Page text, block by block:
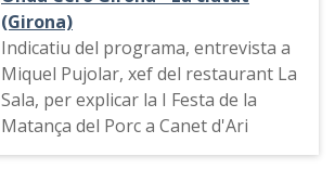
(Girona)
Indicatiu del programa, entrevista a
Miquel Pujolar, xef del restaurant La
Sala, per explicar la I Festa de la
Matança del Porc a Canet d'Ari